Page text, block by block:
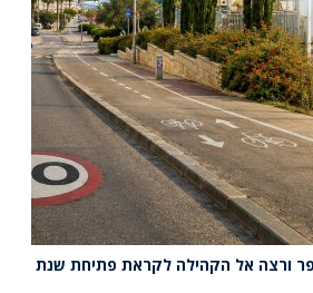
ורצה אל הקהילה לקראת פתיחת שנת